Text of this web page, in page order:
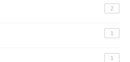
2
1
1